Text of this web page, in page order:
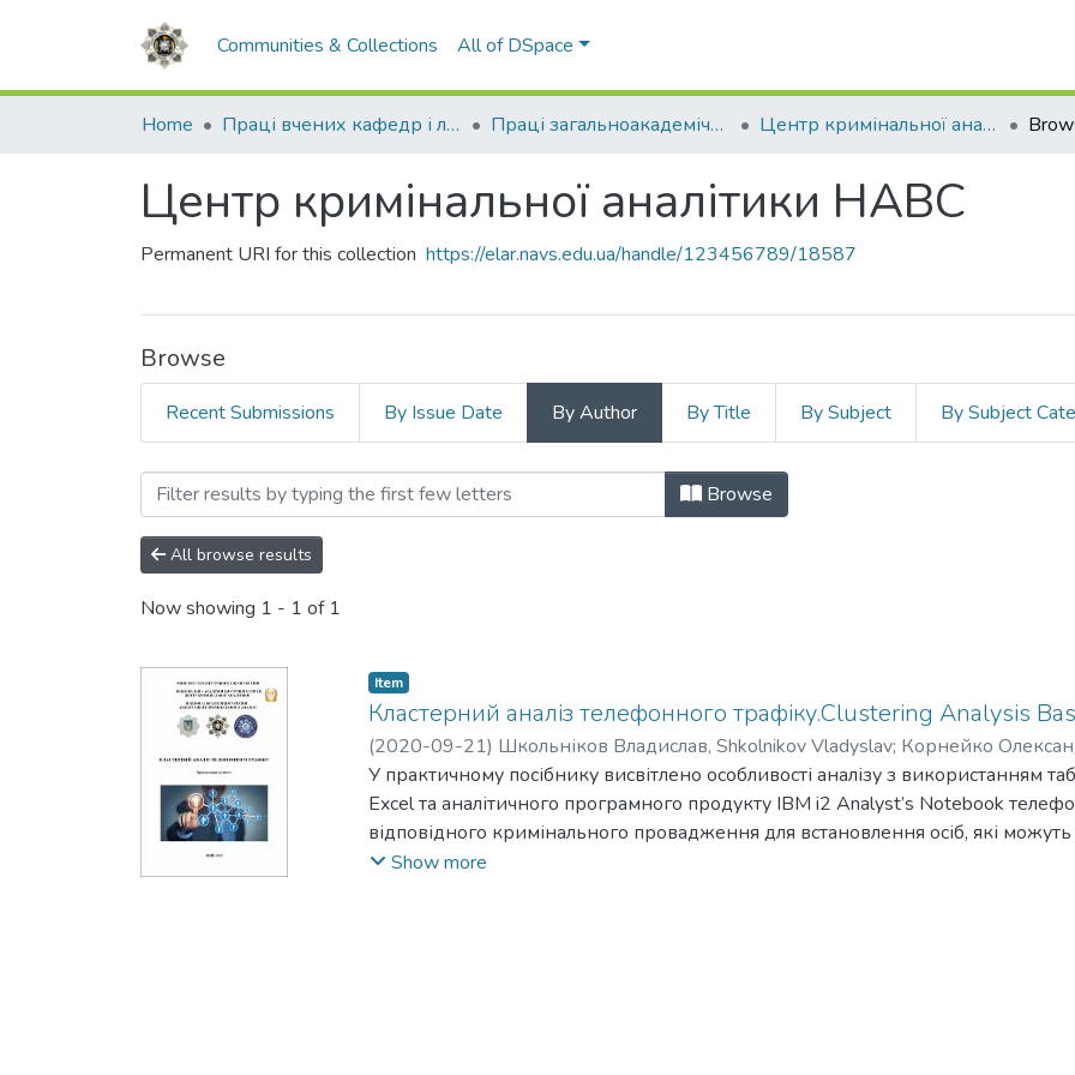
Communities & Collections All of DSpace
Home Праці вчених кафедр і лабораторій Праці загальноакадемічних кафедр Центр кримінальної аналітики НАВС
Центр кримінальної аналітики НАВС
Permanent URI for this collection https://elar.navs.edu.ua/handle/123456789/18587
Browse
Recent Submissions By Issue Date By Author By Title By Subject By Subject
Browsing Центр кримінальної аналітики НАВС by Author
Browse
All browse results
Now showing 1 - 1 of 1
Item
Кластерний аналіз телефонного трафіку.Clustering Analysis
(2020-09-21) Школьніков Владислав, Shkolnikov Vladyslav; Корнейко
Сергій, Tikhonov Serhii;Білоус Роман, Bilous Roman ;Круглій Дмитро, Kruhlii
Dmytro
У практичному посібнику висвітлено особливості аналізу з використанням
Excel та аналітичного програмного продукту IBM i2 Analyst’s Notebook
відповідного кримінального провадження для встановлення осіб, які можуть
цих фігурантів або іншими значущими особами. Посібник розрахований на
Show more